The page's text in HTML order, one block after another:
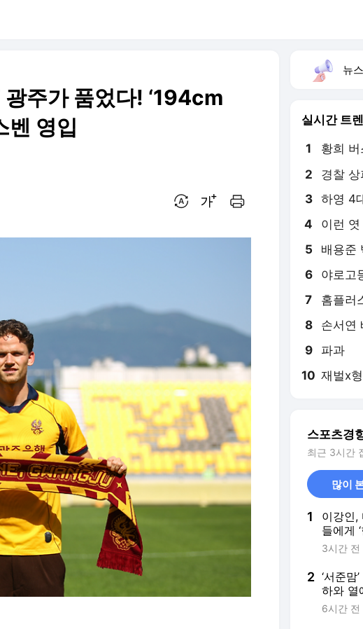
광주가 품었다! ‘194cm
벤 영입
뉴스
실시간 트
1 황희
2 경찰 상
3 하영 4
4 이런
5 배용준
6 야로고
7 홈플러
8 손서연
9 파과
10 재벌x
스포츠경
최근 3시간
많이
1
이강인,
들에게 ‘
단에 저
3시간 전
2 ‘서준맘
하와 열
각도 있
6시간 전